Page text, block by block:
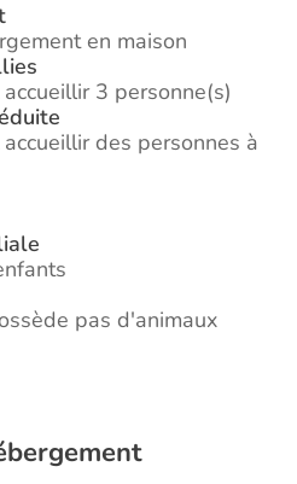
en maison
3 personne(s)
des personnes à
pas d'animaux